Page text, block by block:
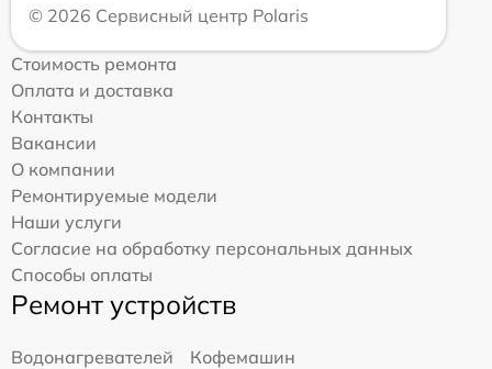
© 2026 Сервисный центр Polaris
Стоимость ремонта
Оплата и доставка
Контакты
Вакансии
О компании
Ремонтируемые модели
Наши услуги
Согласие на обработку персональных данных
Способы оплаты
Ремонт устройств
Водонагревателей
Кофемашин